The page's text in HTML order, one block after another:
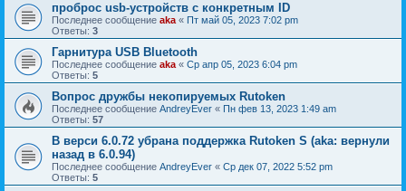
проброс usb-устройств с конкретным ID
Последнее сообщение aka « Пт май 05, 2023 7:02 pm
Ответы: 3
Гарнитура USB Bluetooth
Последнее сообщение aka « Ср апр 05, 2023 6:04 pm
Ответы: 5
Вопрос дружбы некопируемых Rutoken
Последнее сообщение AndreyEver « Пн фев 13, 2023 1:49 am
Ответы: 57
В верси 6.0.72 убрана поддержка Rutoken S (aka: вернули
назад в 6.0.94)
Последнее сообщение AndreyEver « Ср дек 07, 2022 5:52 pm
Ответы: 5